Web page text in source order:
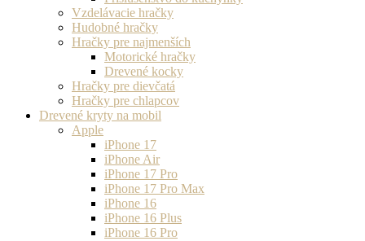
Vzdelávacie hračky
Hudobné hračky
Hračky pre najmenších
Motorické hračky
Drevené kocky
Hračky pre dievčatá
Hračky pre chlapcov
Drevené kryty na mobil
Apple
iPhone 17
iPhone Air
iPhone 17 Pro
iPhone 17 Pro Max
iPhone 16
iPhone 16 Plus
iPhone 16 Pro